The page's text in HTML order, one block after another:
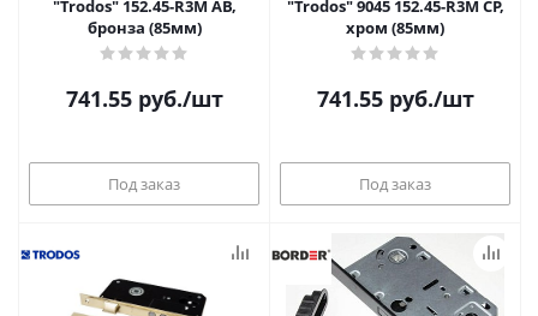
"Trodos" 152.45-R3M AB,
бронза (85мм)
741.55руб./шт
Под заказ
"Trodos" 9045 152.45-R3M CP,
хром (85мм)
741.55руб./шт
Под заказ